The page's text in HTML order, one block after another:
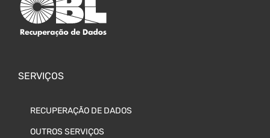
SERVIÇOS
RECUPERAÇÃO DE DADOS
OUTROS SERVIÇOS